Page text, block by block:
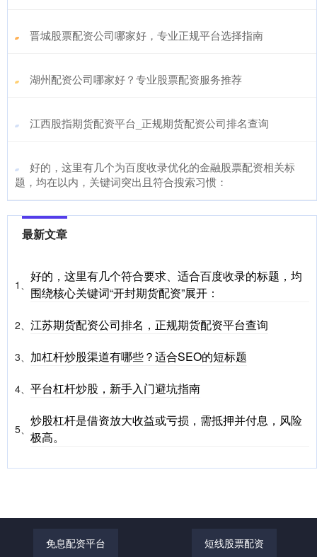
​晋城股票配资公司哪家好，专业正规平台选择指南
​湖州配资公司哪家好？专业股票配资服务推荐
​江西股指期货配资平台_正规期货配资公司排名查询
​好的，这里有几个为百度收录优化的金融股票配资相关标
题，均在以内，关键词突出且符合搜索习惯：
最新文章
1、
好的，这里有几个符合要求、适合百度收录的标题，均
围绕核心关键词“开封期货配资”展开：
2、 江苏期货配资公司排名，正规期货配资平台查询
3、 加杠杆炒股渠道有哪些？适合SEO的短标题
4、 平台杠杆炒股，新手入门避坑指南
5、
炒股杠杆是借资放大收益或亏损，需抵押并付息，风险
极高。
免息配资平台 短线股票配资